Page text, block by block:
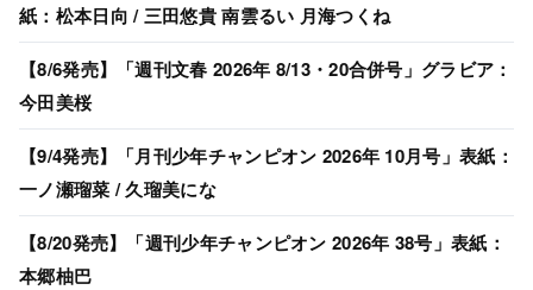
紙：松本日向 / 三田悠貴 南雲るい 月海つくね
【8/6発売】「週刊文春 2026年 8/13・20合併号」グラビア：
今田美桜
【9/4発売】「月刊少年チャンピオン 2026年 10月号」表紙：
一ノ瀬瑠菜 / 久瑠美にな
【8/20発売】「週刊少年チャンピオン 2026年 38号」表紙：
本郷柚巴